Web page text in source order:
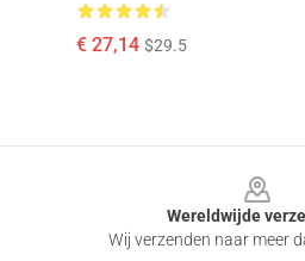
€ 27,14 $29.5
Wereldwijde
Wij verzenden naar meer